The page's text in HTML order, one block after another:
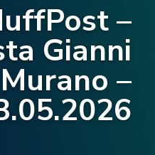
–
Gianni
Murano –